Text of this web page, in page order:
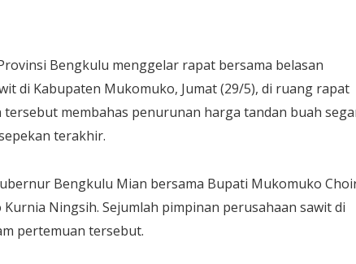
Bengkulu menggelar rapat bersama belasan
di Kabupaten Mukomuko, Jumat (29/5), di ruang rapat
membahas penurunan harga tandan buah
terakhir.
Bengkulu Mian bersama Bupati Mukomuko
Kurnia Ningsih. Sejumlah pimpinan perusahaan sawit di
pertemuan tersebut.